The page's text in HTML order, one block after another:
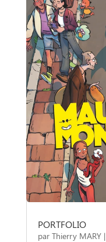
PORTFOLIO
par Thierry MARY|